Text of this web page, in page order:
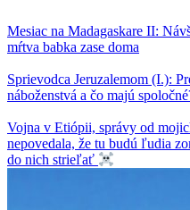
Mesiac na Madagaskare II:
mŕtva babka zase doma
Sprievodca Jeruzalemom (I.):
náboženstvá a čo majú
Vojna v Etiópii, správy od
nepovedala, že tu budú ľudia
do nich strieľať